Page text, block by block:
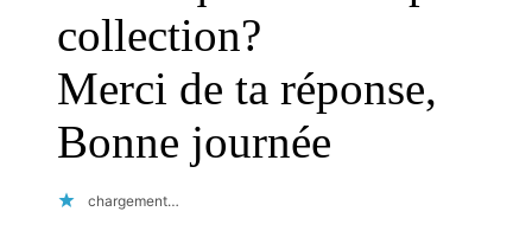
collection?
Merci de ta réponse,
Bonne journée
chargement…